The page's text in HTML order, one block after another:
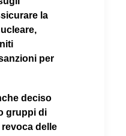
la
per
deciso
gruppi di
revoca delle